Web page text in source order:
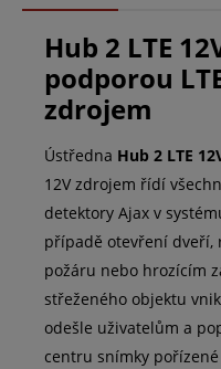
Hub 2 LTE
podporou
zdrojem
Ústředna Hub 2 LTE
12V zdrojem řídí
detektory Ajax v
případě otevření dveří,
požáru nebo hrozícím
střeženého objektu
odešle uživatelům a
centru snímky